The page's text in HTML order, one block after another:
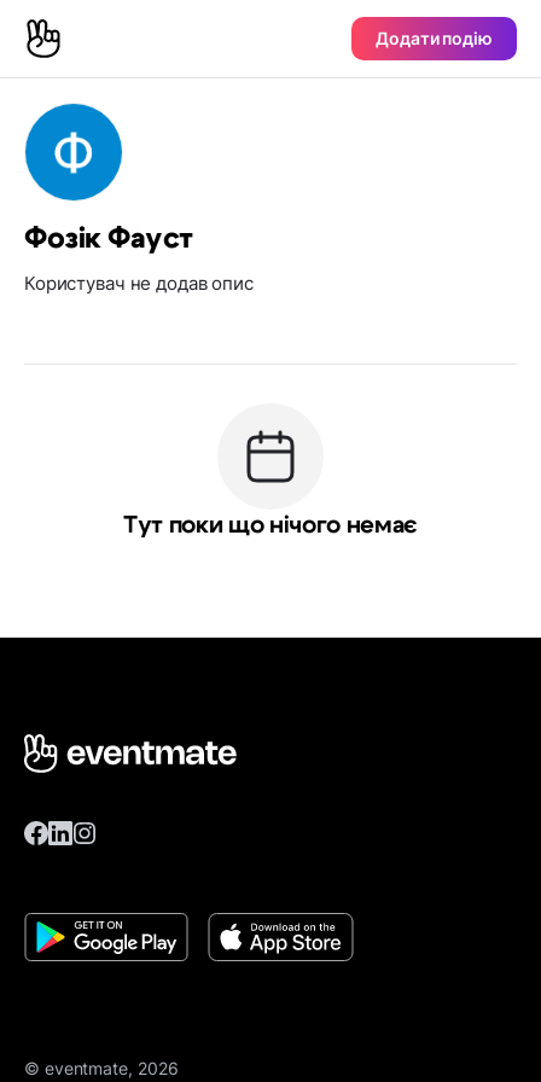
Додати подію
Фозік Фауст
Користувач не додав опис
Тут поки що нічого немає
© eventmate, 2026